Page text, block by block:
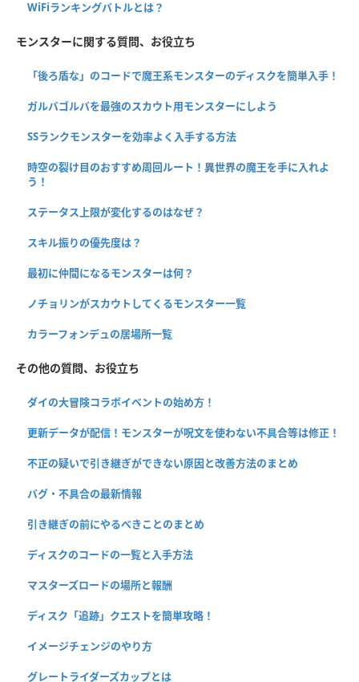
WiFiランキングバトルとは？
モンスターに関する質問、お役立ち
「後ろ盾な」のコードで魔王系モンスターのディスクを簡単入手！
ガルバゴルバを最強のスカウト用モンスターにしよう
SSランクモンスターを効率よく入手する方法
時空の裂け目のおすすめ周回ルート！異世界の魔王を手に入れよ
う！
ステータス上限が変化するのはなぜ？
スキル振りの優先度は？
最初に仲間になるモンスターは何？
ノチョリンがスカウトしてくるモンスター一覧
カラーフォンデュの居場所一覧
その他の質問、お役立ち
ダイの大冒険コラボイベントの始め方！
更新データが配信！モンスターが呪文を使わない不具合等は修正！
不正の疑いで引き継ぎができない原因と改善方法のまとめ
バグ・不具合の最新情報
引き継ぎの前にやるべきことのまとめ
ディスクのコードの一覧と入手方法
マスターズロードの場所と報酬
ディスク「追跡」クエストを簡単攻略！
イメージチェンジのやり方
グレートライダーズカップとは